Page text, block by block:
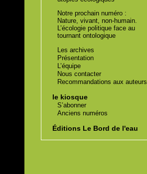
Notre prochain numéro :
Nature, vivant, non-humain.
L’écologie politique face au
tournant ontologique
Les archives
Présentation
L’équipe
Nous contacter
Recommandations aux auteurs
le kiosque
S’abonner
Anciens numéros
Éditions Le Bord de l'eau